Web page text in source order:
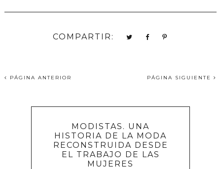
COMPARTIR:
PÁGINA ANTERIOR PÁGINA SIGUIENTE
MODISTAS. UNA
HISTORIA DE LA MODA
RECONSTRUIDA DESDE
EL TRABAJO DE LAS
MUJERES